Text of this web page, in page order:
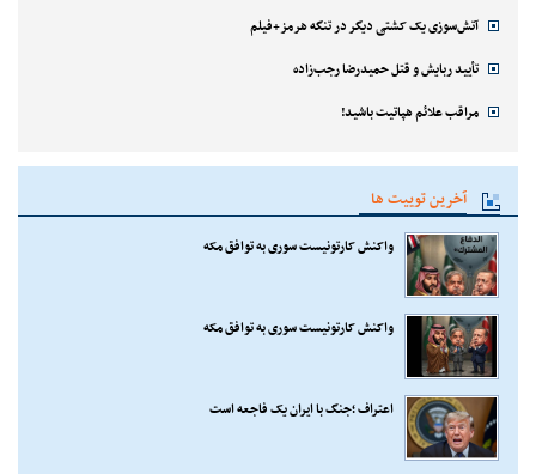
آتش‌سوزی یک کشتی دیگر در تنگه هرمز+فیلم
تأیید ربایش و قتل حمیدرضا رجب‌زاده
مراقب علائم هپاتیت باشید!
آخرین توییت ها
واکنش کارتونیست سوری به توافق مکه
واکنش کارتونیست سوری به توافق مکه
اعتراف ؛جنگ با ایران یک فاجعه است